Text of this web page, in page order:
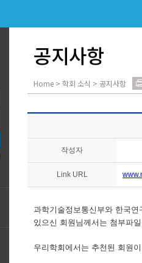
공지사항
Home > 학회 소식 > 공지사항
작성자
Link URL
과학기술정보통신부와 한국
있으신 회원님께서는 첨부파
우리학회에서는 추천된 회원